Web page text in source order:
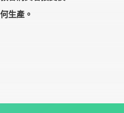
生產。